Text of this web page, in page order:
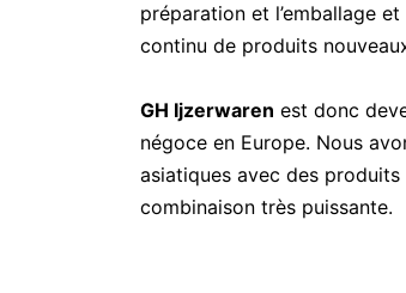
préparation et l’emballage
continu de produits
GH Ijzerwaren est donc
négoce en Europe. Nous
asiatiques avec des
combinaison très puissante.